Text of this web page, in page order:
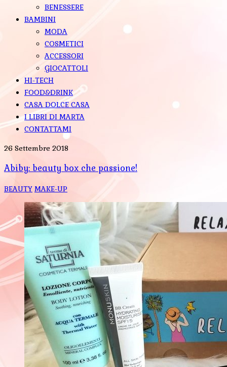
BENESSERE
BAMBINI
MODA
COSMETICI
ACCESSORI
GIOCATTOLI
HI-TECH
FOOD&DRINK
CASA DOLCE CASA
I LIBRI DI MARTA
CONTATTAMI
26 Settembre 2018
Abiby: beauty box che passione!
BEAUTY MAKE-UP